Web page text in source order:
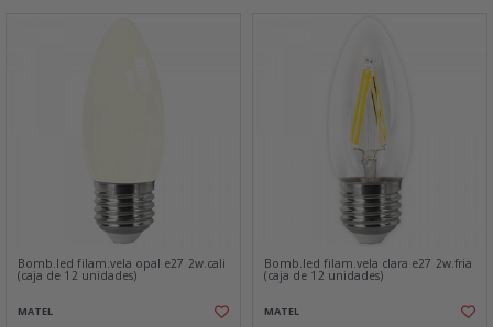
Bomb.led filam.vela opal e27 2w.cali
(caja de 12 unidades)
MATEL
Bomb.led filam.vela clara e27 2w.fria
(caja de 12 unidades)
MATEL